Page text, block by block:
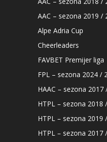
AAC – sezona 2019 /
Alpe Adria Cup
Cheerleaders
FAVBET Premijer liga
FPL – sezona 2024 /
HAAC – sezona 2017
HTPL – sezona 2018
HTPL – sezona 2019
HTPL – sezona 2017